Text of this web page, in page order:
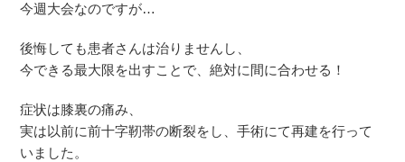
今週大会なのですが…
後悔しても患者さんは治りませんし、
今できる最大限を出すことで、絶対に間に合わせる！
症状は膝裏の痛み、
実は以前に前十字靭帯の断裂をし、手術にて再建を行って
いました。